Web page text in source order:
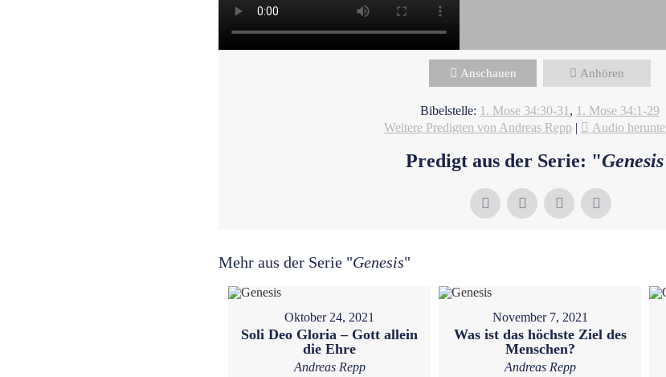
Anschauen Anhören
Bibelstelle: 1. Mose 34:30-31 , 1. Mose 34:1-29
Weitere Predigten von Andreas Repp | Audio
Predigt aus der Serie: "Genesis
Mehr aus der Serie "Genesis"
Oktober 24, 2021
Soli Deo Gloria – Gott allein
die Ehre
Andreas Repp
November 7, 2021
Was ist das höchste Ziel des
Menschen?
Andreas Repp